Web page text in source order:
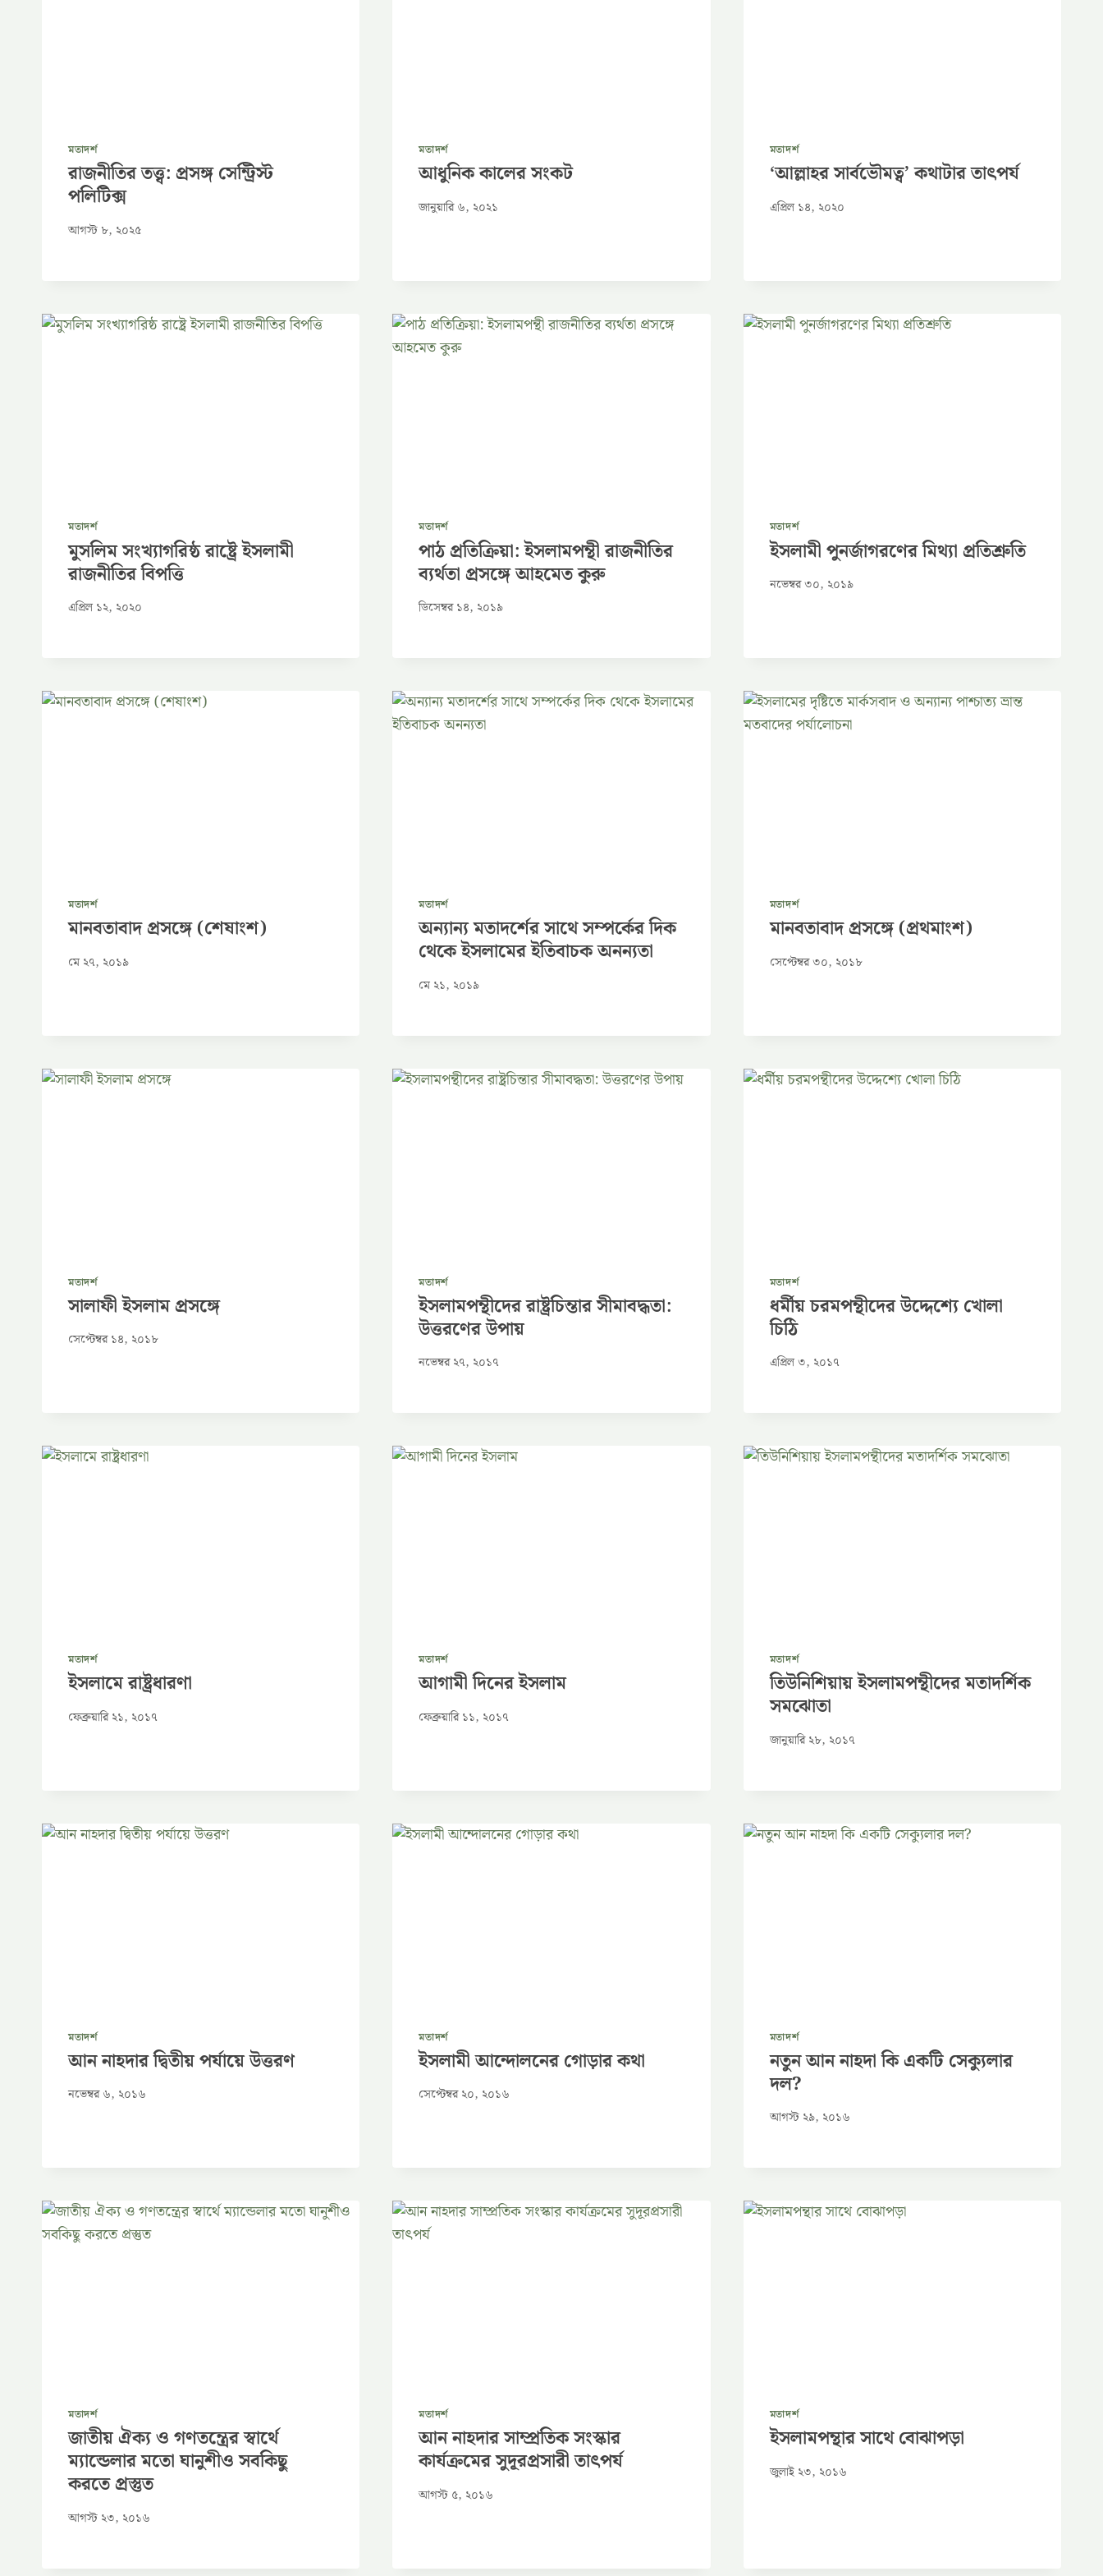
মতাদর্শ
রাজনীতির তত্ত্ব: প্রসঙ্গ সেন্ট্রিস্ট
পলিটিক্স
আগস্ট ৮, ২০২৫
মতাদর্শ
আধুনিক কালের সংকট
জানুয়ারি ৬, ২০২১
মতাদর্শ
‘আল্লাহর সার্বভৌমত্ব’ কথাটার তাৎপর্য
এপ্রিল ১৪, ২০২০
মতাদর্শ
মুসলিম সংখ্যাগরিষ্ঠ রাষ্ট্রে ইসলামী
রাজনীতির বিপত্তি
এপ্রিল ১২, ২০২০
মতাদর্শ
পাঠ প্রতিক্রিয়া: ইসলামপন্থী রাজনীতির
ব্যর্থতা প্রসঙ্গে আহমেত কুরু
ডিসেম্বর ১৪, ২০১৯
মতাদর্শ
ইসলামী পুনর্জাগরণের মিথ্যা প্রতিশ্রুতি
নভেম্বর ৩০, ২০১৯
মতাদর্শ
মানবতাবাদ প্রসঙ্গে (শেষাংশ)
মে ২৭, ২০১৯
মতাদর্শ
অন্যান্য মতাদর্শের সাথে সম্পর্কের দিক
থেকে ইসলামের ইতিবাচক অনন্যতা
মে ২১, ২০১৯
মতাদর্শ
মানবতাবাদ প্রসঙ্গে (প্রথমাংশ)
সেপ্টেম্বর ৩০, ২০১৮
মতাদর্শ
সালাফী ইসলাম প্রসঙ্গে
সেপ্টেম্বর ১৪, ২০১৮
মতাদর্শ
ইসলামপন্থীদের রাষ্ট্রচিন্তার সীমাবদ্ধতা:
উত্তরণের উপায়
নভেম্বর ২৭, ২০১৭
মতাদর্শ
ধর্মীয় চরমপন্থীদের উদ্দেশ্যে খোলা
চিঠি
এপ্রিল ৩, ২০১৭
মতাদর্শ
ইসলামে রাষ্ট্রধারণা
ফেব্রুয়ারি ২১, ২০১৭
মতাদর্শ
আগামী দিনের ইসলাম
ফেব্রুয়ারি ১১, ২০১৭
মতাদর্শ
তিউনিশিয়ায় ইসলামপন্থীদের মতাদর্শিক
সমঝোতা
জানুয়ারি ২৮, ২০১৭
মতাদর্শ
আন নাহদার দ্বিতীয় পর্যায়ে উত্তরণ
নভেম্বর ৬, ২০১৬
মতাদর্শ
ইসলামী আন্দোলনের গোড়ার কথা
সেপ্টেম্বর ২০, ২০১৬
মতাদর্শ
নতুন আন নাহদা কি একটি সেক্যুলার
দল?
আগস্ট ২৯, ২০১৬
মতাদর্শ
জাতীয় ঐক্য ও গণতন্ত্রের স্বার্থে
ম্যান্ডেলার মতো ঘানুশীও সবকিছু
করতে প্রস্তুত
আগস্ট ২৩, ২০১৬
মতাদর্শ
আন নাহদার সাম্প্রতিক সংস্কার
কার্যক্রমের সুদূরপ্রসারী তাৎপর্য
আগস্ট ৫, ২০১৬
মতাদর্শ
ইসলামপন্থার সাথে বোঝাপড়া
জুলাই ২৩, ২০১৬